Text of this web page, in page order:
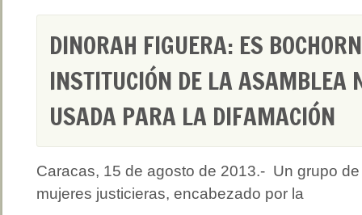
DINORAH FIGUERA: ES
INSTITUCIÓN DE LA ASAMBLEA
USADA PARA LA DIFAMACIÓN
Caracas, 15 de agosto de 2013.- Un grupo de
mujeres justicieras, encabezado por la